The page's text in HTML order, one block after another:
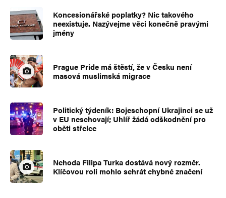
Koncesionářské poplatky? Nic takového
neexistuje. Nazývejme věci konečně pravými
jmény
Prague Pride má štěstí, že v Česku není
masová muslimská migrace
Politický týdeník: Bojeschopní Ukrajinci se už
v EU neschovají; Uhlíř žádá odškodnění pro
oběti střelce
Nehoda Filipa Turka dostává nový rozměr.
Klíčovou roli mohlo sehrát chybné značení